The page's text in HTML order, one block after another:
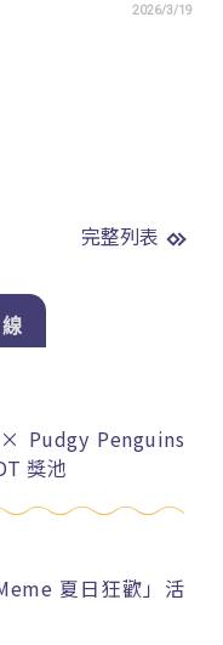
2026/3/19
完整列表
Pudgy Penguins
獎池
夏日狂歡」活